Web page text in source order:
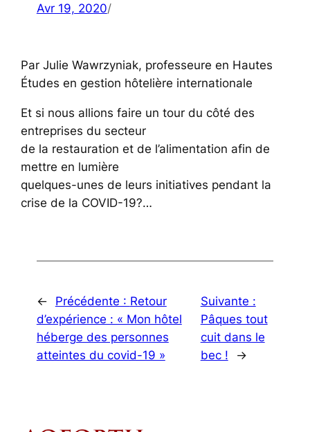
Avr 19, 2020/
Par Julie Wawrzyniak, professeure en Hautes
Études en gestion hôtelière internationale
Et si nous allions faire un tour du côté des
entreprises du secteur
de la restauration et de l’alimentation afin de
mettre en lumière
quelques-unes de leurs initiatives pendant la
crise de la COVID-19?…
← Précédente : Retour
d’expérience : « Mon hôtel
héberge des personnes
atteintes du covid-19 »
Suivante :
Pâques tout
cuit dans le
bec !
→